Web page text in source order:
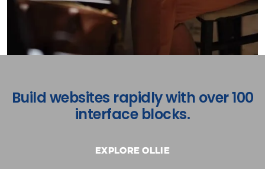
Build websites rapidly with over 100
interface blocks.
Explore Ollie